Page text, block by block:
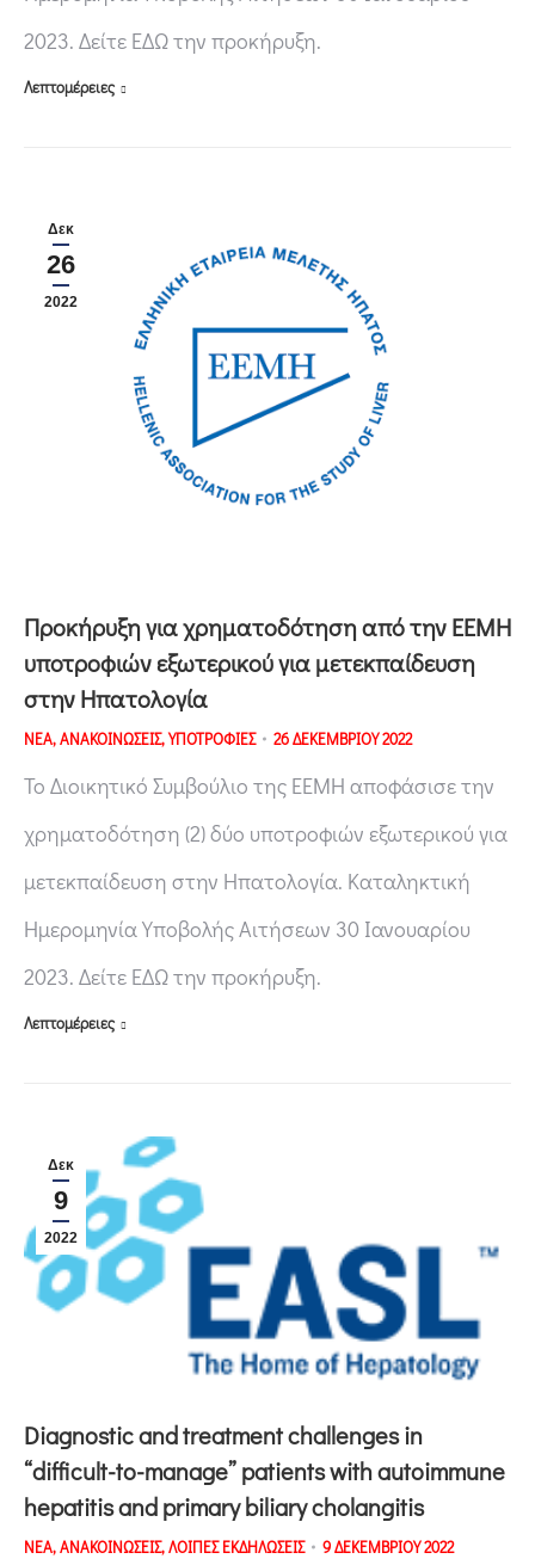
2023. Δείτε ΕΔΩ την προκήρυξη.
Λεπτομέρειες
Δεκ
26
2022
Προκήρυξη για χρηματοδότηση από την ΕΕΜΗ
υποτροφιών εξωτερικού για μετεκπαίδευση
στην Ηπατολογία
ΝΕΑ,ΑΝΑΚΟΙΝΩΣΕΙΣ,ΥΠΟΤΡΟΦΙΕΣ 26 ΔΕΚΕΜΒΡΙΟΥ 2022
Το Διοικητικό Συμβούλιο της ΕΕΜΗ αποφάσισε την
χρηματοδότηση (2) δύο υποτροφιών εξωτερικού για
μετεκπαίδευση στην Ηπατολογία. Καταληκτική
Ημερομηνία Υποβολής Αιτήσεων 30 Ιανουαρίου
2023. Δείτε ΕΔΩ την προκήρυξη.
Λεπτομέρειες
Δεκ
9
2022
Diagnostic and treatment challenges in
“difficult-to-manage” patients with autoimmune
hepatitis and primary biliary cholangitis
ΝΕΑ,ΑΝΑΚΟΙΝΩΣΕΙΣ,ΛΟΙΠΕΣ ΕΚΔΗΛΩΣΕΙΣ 9 ΔΕΚΕΜΒΡΙΟΥ 2022